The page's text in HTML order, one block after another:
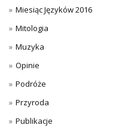
Miesiąc Języków 2016
Mitologia
Muzyka
Opinie
Podróże
Przyroda
Publikacje